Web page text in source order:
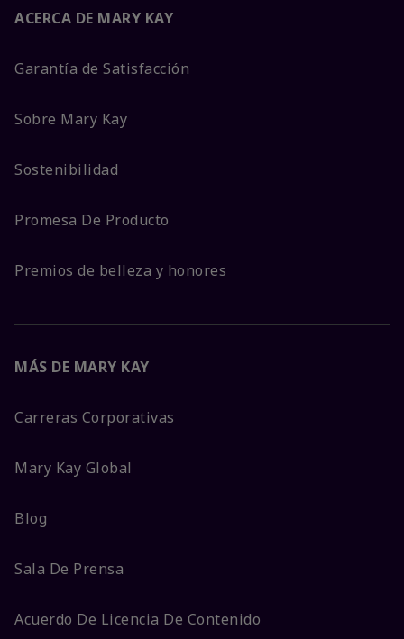
ACERCA DE MARY KAY
Garantía de Satisfacción
Sobre Mary Kay
Sostenibilidad
Promesa De Producto
Premios de belleza y honores
MÁS DE MARY KAY
Carreras Corporativas
Mary Kay Global
Blog
Sala De Prensa
Acuerdo De Licencia De Contenido